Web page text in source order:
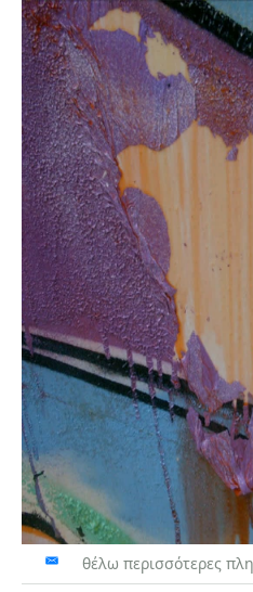
θέλω περισσότερες